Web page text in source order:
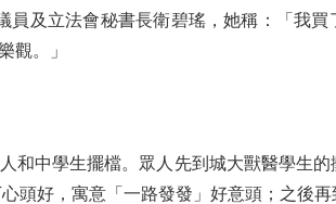
及立法會秘書長衛碧瑤，她稱：「我
觀。」
中學生擺檔。眾人先到城大獸醫學生的
頭好，寓意「一路發發」好意頭；之後